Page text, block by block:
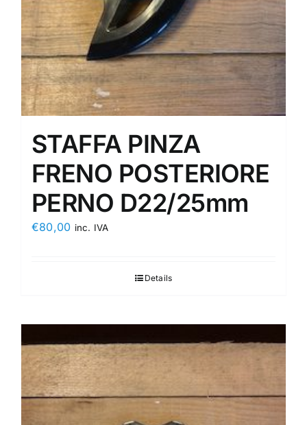
STAFFA PINZA
FRENO POSTERIORE
PERNO D22/25mm
€80,00 inc. IVA
Details